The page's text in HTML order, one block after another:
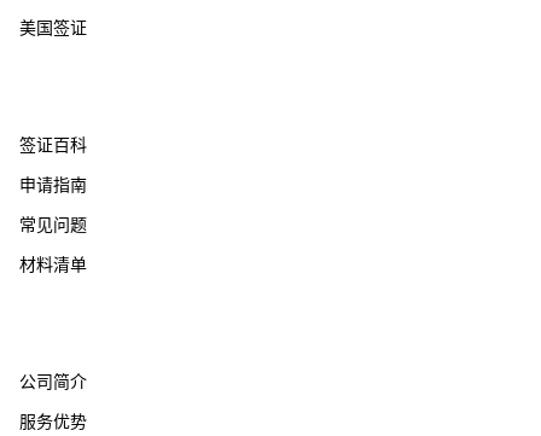
美国签证
签证百科
申请指南
常见问题
材料清单
公司简介
服务优势